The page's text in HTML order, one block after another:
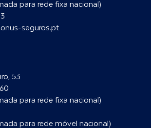
para rede fixa nacional)
seguros.pt
53
para rede fixa nacional)
para rede móvel nacional)